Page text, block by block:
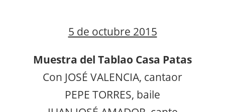
5 de octubre 2015
Muestra del Tablao Casa Patas
Con JOSÉ VALENCIA, cantaor
PEPE TORRES, baile